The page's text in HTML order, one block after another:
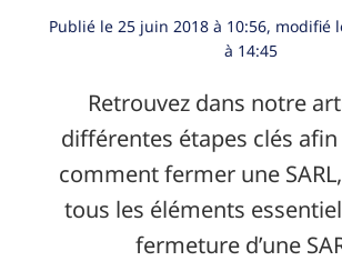
Publié le 25 juin 2018 à 10:56, modifié
à 14:45
Retrouvez dans notre
différentes étapes clés
comment fermer une
tous les éléments
fermeture d’une